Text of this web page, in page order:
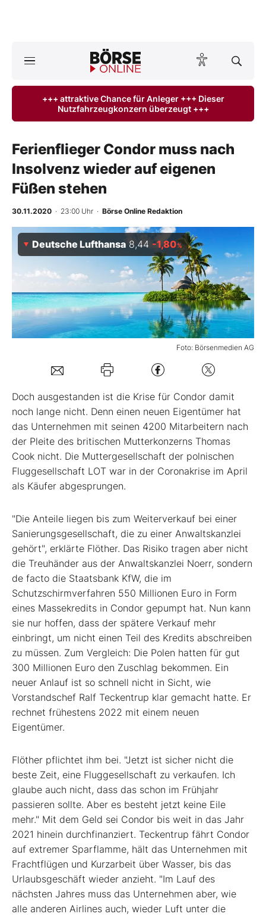
ktuelle Ausgabe BÖRSE ONLINE lesen
Anlageprodukte
Finanz-Check
BO-Musterdepots
Experten
Mein B:O
Mein Konto
Folgen Sie uns
Kontakt
+++ attraktive Chance für Anleger +++ Dieser
Nutzfahrzeugkonzern überzeugt +++
Ferienflieger Condor muss nach
Insolvenz wieder auf eigenen
Füßen stehen
30.11.2020 · 23:00 Uhr · Börse Online Redaktion
Foto: Börsenmedien AG
Deutsche Lufthansa 8,44 -1,80%
Doch ausgestanden ist die Krise für Condor damit
noch lange nicht. Denn einen neuen Eigentümer hat
das Unternehmen mit seinen 4200 Mitarbeitern nach
der Pleite des britischen Mutterkonzerns Thomas
Cook nicht. Die Muttergesellschaft der polnischen
Fluggesellschaft LOT war in der Coronakrise im April
als Käufer abgesprungen.
"Die Anteile liegen bis zum Weiterverkauf bei einer
Sanierungsgesellschaft, die zu einer Anwaltskanzlei
gehört", erklärte Flöther. Das Risiko tragen aber nicht
die Treuhänder aus der Anwaltskanzlei Noerr, sondern
de facto die Staatsbank KfW, die im
Schutzschirmverfahren 550 Millionen Euro in Form
eines Massekredits in Condor gepumpt hat. Nun kann
sie nur hoffen, dass der spätere Verkauf mehr
einbringt, um nicht einen Teil des Kredits abschreiben
zu müssen. Zum Vergleich: Die Polen hatten für gut
300 Millionen Euro den Zuschlag bekommen. Ein
neuer Anlauf ist so schnell nicht in Sicht, wie
Vorstandschef Ralf Teckentrup klar gemacht hatte. Er
rechnet frühestens 2022 mit einem neuen
Eigentümer.
Flöther pflichtet ihm bei. "Jetzt ist sicher nicht die
beste Zeit, eine Fluggesellschaft zu verkaufen. Ich
glaube auch nicht, dass das schon im Frühjahr
passieren sollte. Aber es besteht jetzt keine Eile
mehr." Mit dem Geld sei Condor bis weit in das Jahr
2021 hinein durchfinanziert. Teckentrup fährt Condor
auf extremer Sparflamme, hält das Unternehmen mit
Frachtflügen und Kurzarbeit über Wasser, bis das
Urlaubsgeschäft wieder anzieht. "Im Lauf des
nächsten Jahres muss das Unternehmen aber, wie
alle anderen Airlines auch, wieder Luft unter die